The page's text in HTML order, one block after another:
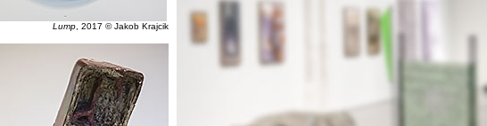
Lump , 2017 © Jakob Krajcik